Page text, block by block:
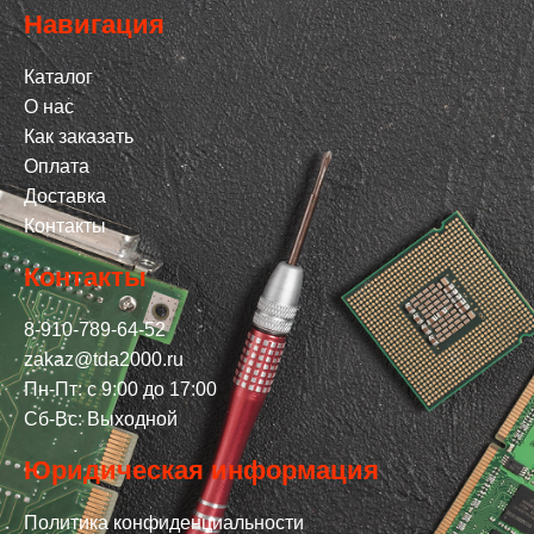
Навигация
Каталог
О нас
Как заказать
Оплата
Доставка
Контакты
Контакты
8-910-789-64-52
zakaz@tda2000.ru
Пн-Пт: с 9:00 до 17:00
Сб-Вс: Выходной
Юридическая информация
Политика конфиденциальности